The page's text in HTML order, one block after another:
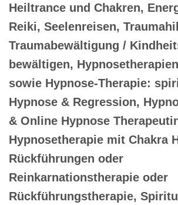
Heiltrance und Chakren,
Reiki, Seelenreisen,
Traumabewältigung /
bewältigen,
sowie Hypnose-Therapie:
Hypnose & Regression,
& Online Hypnose
Hypnosetherapie mit Chakra
Rückführungen oder
Reinkarnationstherapie oder
Rückführungstherapie,